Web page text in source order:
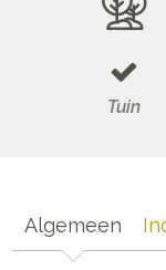
Tuin
Algemeen